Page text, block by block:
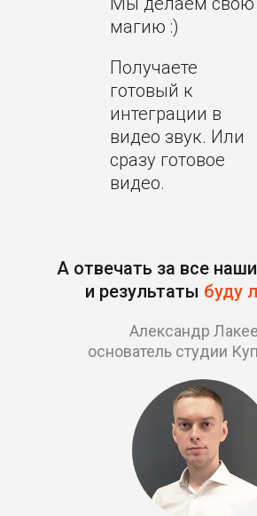
магию :)
Получаете
готовый к
интеграции в
видео звук. Или
сразу готовое
видео.
А отвечать за все
и результаты буду
Александр
основатель студии